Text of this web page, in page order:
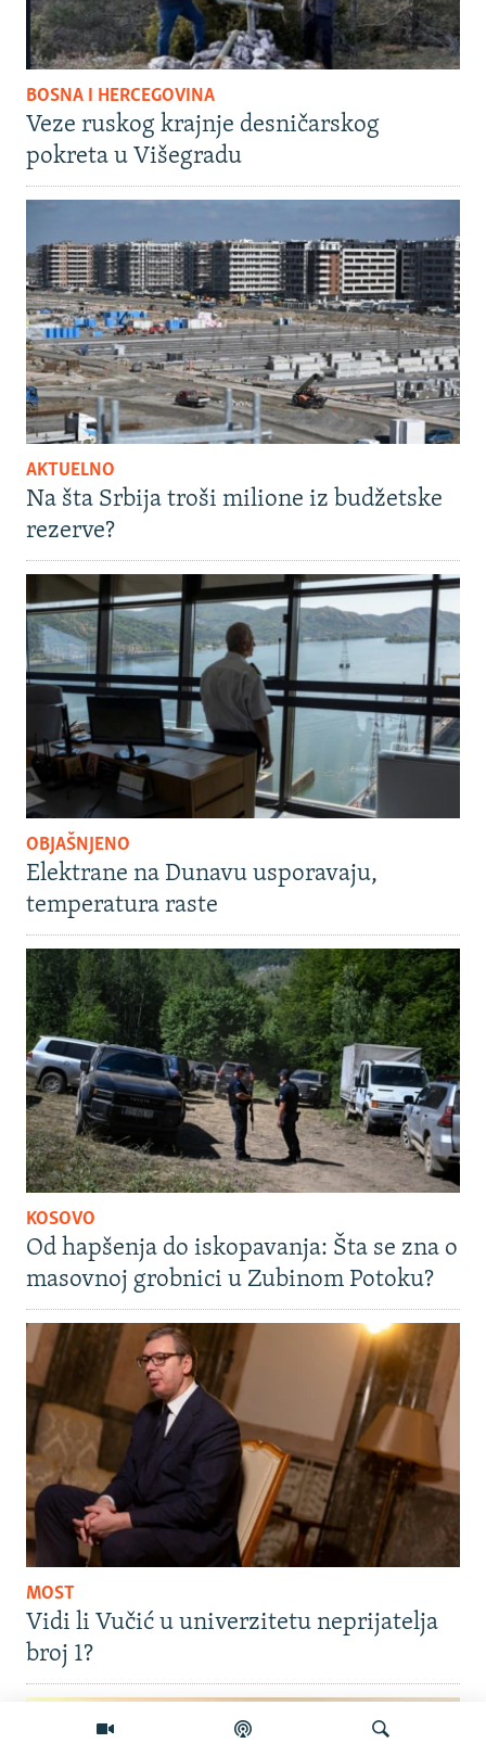
BOSNA I HERCEGOVINA
Veze ruskog krajnje desničarskog
pokreta u Višegradu
AKTUELNO
Na šta Srbija troši milione iz budžetske
rezerve?
OBJAŠNJENO
Elektrane na Dunavu usporavaju,
temperatura raste
KOSOVO
Od hapšenja do iskopavanja: Šta se zna o
masovnoj grobnici u Zubinom Potoku?
MOST
Vidi li Vučić u univerzitetu neprijatelja
broj 1?